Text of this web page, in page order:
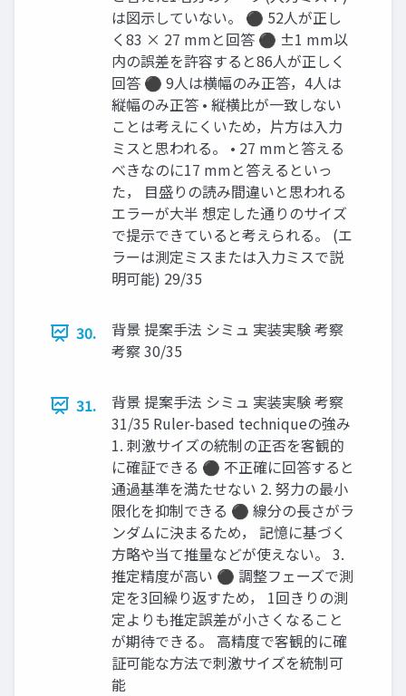
は図示していない。 ⚫ 52人が正し
く83 × 27 mmと回答 ⚫ ±1 mm以
内の誤差を許容すると86人が正しく
回答 ⚫ 9人は横幅のみ正答，4人は
縦幅のみ正答 • 縦横比が一致しない
ことは考えにくいため，片方は入力
ミスと思われる。 • 27 mmと答える
べきなのに17 mmと答えるといっ
た， 目盛りの読み間違いと思われる
エラーが大半 想定した通りのサイズ
で提示できていると考えられる。 (エ
ラーは測定ミスまたは入力ミスで説
明可能) 29/35
30.
背景 提案手法 シミュ 実装実験 考察
考察 30/35
31.
背景 提案手法 シミュ 実装実験 考察
31/35 Ruler-based techniqueの強み
1. 刺激サイズの統制の正否を客観的
に確証できる ⚫ 不正確に回答すると
通過基準を満たせない 2. 努力の最小
限化を抑制できる ⚫ 線分の長さがラ
ンダムに決まるため， 記憶に基づく
方略や当て推量などが使えない。 3.
推定精度が高い ⚫ 調整フェーズで測
定を3回繰り返すため， 1回きりの測
定よりも推定誤差が小さくなること
が期待できる。 高精度で客観的に確
証可能な方法で刺激サイズを統制可
能